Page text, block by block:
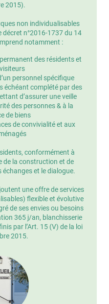
2015).
non individualisables
décret n°2016-1737 du 14
notamment :
des résidents et
personnel spécifique
échéant complété par des
d’assurer une veille
des personnes & à la
de biens
de convivialité et aux
conformément à
de la construction et de
échanges et le dialogue.
une offre de services
flexible et évolutive
de ses envies ou besoins
365 j/an, blanchisserie
par l’Art. 15 (V) de la loi
2015.